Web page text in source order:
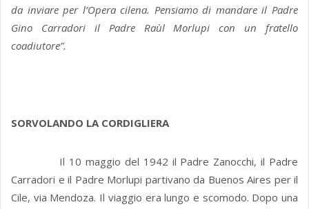
da inviare per l’Opera cilena. Pensiamo di mandare il Padre
Gino Carradori il Padre Raùl Morlupi con un fratello
coadiutore”.
SORVOLANDO LA CORDIGLIERA
Il 10 maggio del 1942 il Padre Zanocchi, il Padre
Carradori e il Padre Morlupi partivano da Buenos Aires per il
Cile, via Mendoza. Il viaggio era lungo e scomodo. Dopo una